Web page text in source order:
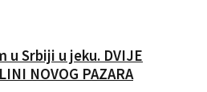
u Srbiji u jeku. DVIJE
NOVOG PAZARA